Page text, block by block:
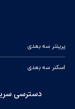
پرینتر سه بعدی
اسکنر سه بعدی
دسترسی